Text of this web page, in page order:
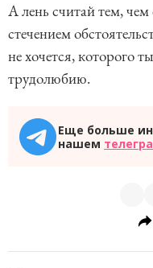
А лень считай тем, чем
стечением
не хочется, которого
трудолюбию.
Еще больше
нашем